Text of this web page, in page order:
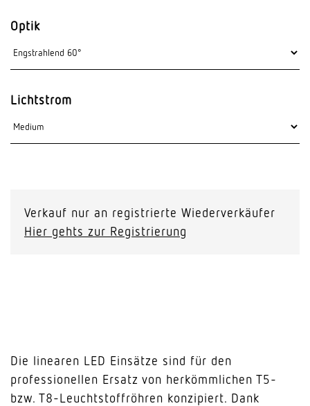
Optik
Lichtstrom
Verkauf nur an registrierte Wiederverkäufer
Hier gehts zur Registrierung
Die linearen LED Einsätze sind für den
professionellen Ersatz von herkömmlichen T5-
bzw. T8-Leuchtstoffröhren konzipiert. Dank